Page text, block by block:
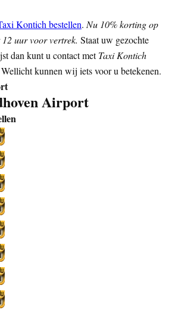
Kontich bestellen. Nu 10% korting op
uur voor vertrek. Staat uw gezochte
dan kunt u contact metTaxi Kontich
kunnen wij iets voor u betekenen.
Airport